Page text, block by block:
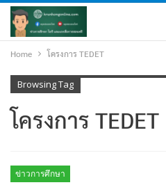
Home โครงการ TEDET
Browsing Tag
โครงการ TEDET
ข่าวการศึกษา